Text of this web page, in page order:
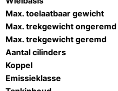
Max. toelaatbaar gewicht
Max. trekgewicht ongeremd
Max. trekgewicht geremd
Aantal cilinders
Koppel
Emissieklasse